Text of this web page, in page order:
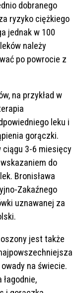
dobranego
ryzyko ciężkiego
jednak w 100
należy
po powrocie z
na przykład w
leku i
gorączki.
3-6 miesięcy
do
Bronisława
Zakaźnego
uznawanej za
jest także
na świecie.